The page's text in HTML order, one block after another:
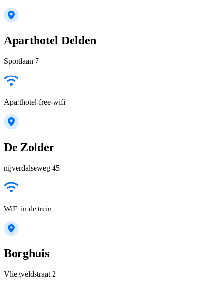
Aparthotel Delden
Sportlaan 7
Aparthotel-free-wifi
De Zolder
nijverdalseweg 45
WiFi in de trein
Borghuis
Vliegveldstraat 2